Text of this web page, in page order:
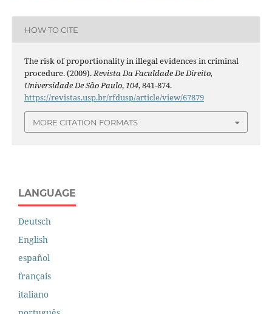
HOW TO CITE
The risk of proportionality in illegal evidences in criminal
procedure. (2009).Revista Da Faculdade De Direito,
Universidade De São Paulo,104, 841-874.
https://revistas.usp.br/rfdusp/article/view/67879
MORE CITATION FORMATS
LANGUAGE
Deutsch
English
español
français
italiano